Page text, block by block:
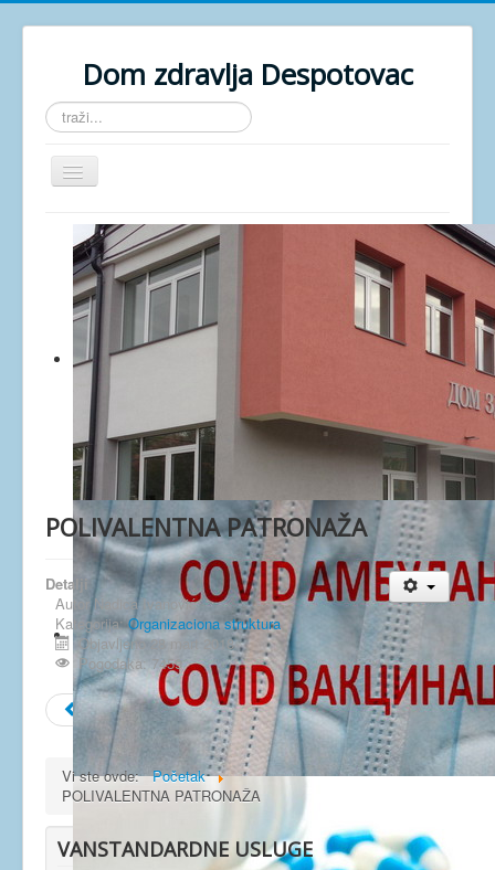
Dom zdravlja Despotovac
traži...
Isključi
navigaciju
POČETNA
O USTANOVI
GALERIJA
DOKUMENTA
KONTAKT
ZAKAZIVANJE
AKTUELNO
POLIVALENTNA PATRONAŽA
Detalji
AutorNadica Ivanović
Kategorija:Organizaciona struktura
Objavljeno 28 mart 2018
Pogodaka: 7459
Prethodna Sledeća
Vi ste ovde: Početak
POLIVALENTNA PATRONAŽA
VANSTANDARDNE USLUGE